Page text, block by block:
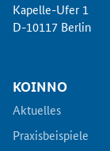
Kapelle-Ufer 1
D-10117 Berlin
KOINNO
Aktuelles
Praxisbeispiele